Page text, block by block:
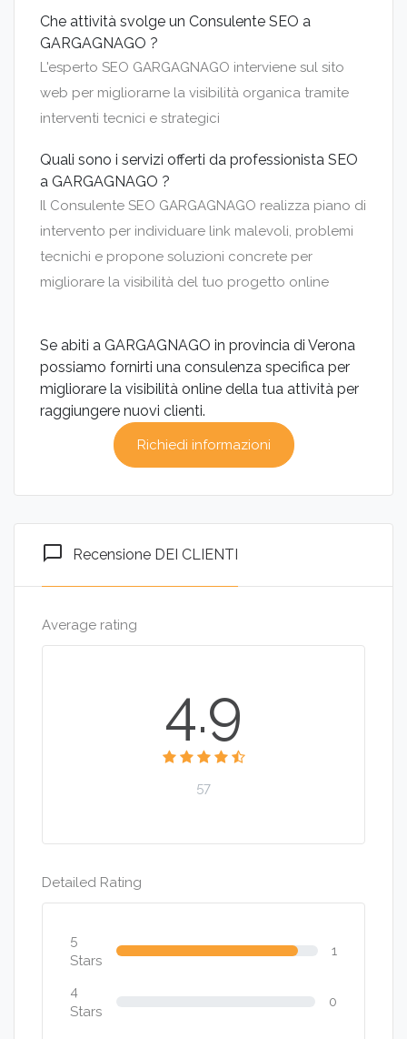
Che attività svolge un Consulente SEO a
GARGAGNAGO ?
L'esperto SEO GARGAGNAGO interviene sul sito
web per migliorarne la visibilità organica tramite
interventi tecnici e strategici
Quali sono i servizi offerti da professionista SEO
a GARGAGNAGO ?
Il Consulente SEO GARGAGNAGO realizza piano di
intervento per individuare link malevoli, problemi
tecnichi e propone soluzioni concrete per
migliorare la visibilità del tuo progetto online
Se abiti a GARGAGNAGO in provincia di Verona
possiamo fornirti una consulenza specifica per
migliorare la visibilità online della tua attività per
raggiungere nuovi clienti.
Richiedi informazioni
chat_bubble_outline Recensione DEI CLIENTI
Average rating
4.9
57
Detailed Rating
5
Stars
1
4
Stars
0